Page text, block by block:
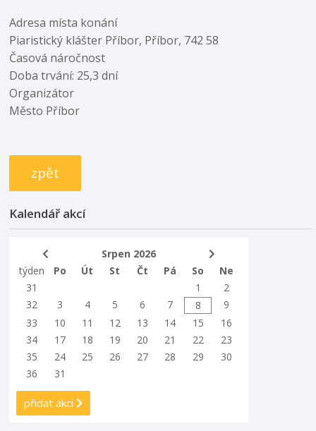
Adresa místa konání
Piaristický klášter Příbor, Příbor, 742 58
Časová náročnost
Doba trvání: 25,3 dní
Organizátor
Město Příbor
zpět
Kalendář akcí
Srpen 2026
týden
Po Út St Čt Pá So
Ne
31
1
2
32
3 4 5 6 7 8
9
33
10 11 12 13 14 15
16
34
17 18 19 20 21 22
23
35
24 25 26 27 28 29
30
36
31
přidat akci